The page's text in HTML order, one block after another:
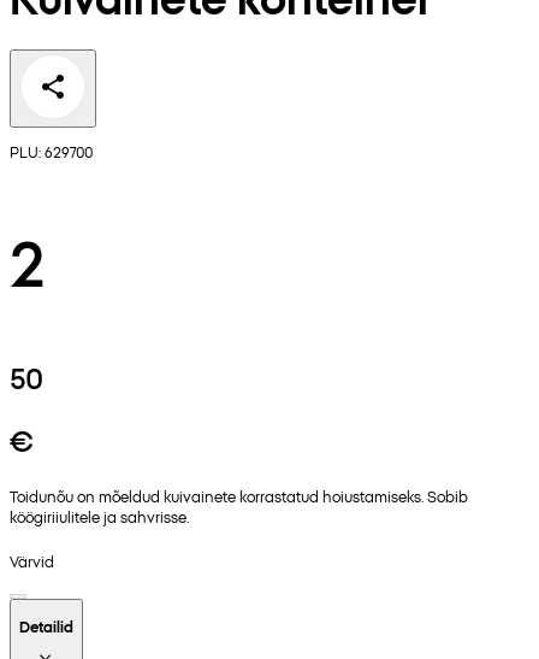
PLU: 629700
2
50
€
Toidunõu on mõeldud kuivainete korrastatud hoiustamiseks. Sobib
köögiriiulitele ja sahvrisse.
Värvid
Detailid